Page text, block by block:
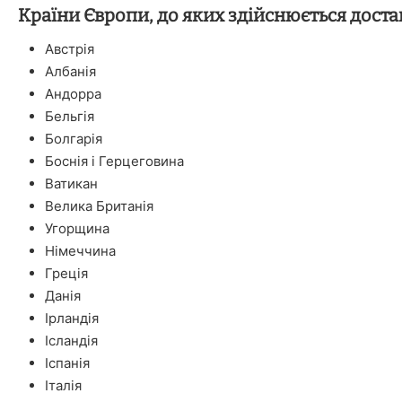
Країни Європи, до яких здійснюється
Австрія
Албанія
Андорра
Бельгія
Болгарія
Боснія і Герцеговина
Ватикан
Велика Британія
Угорщина
Німеччина
Греція
Данія
Ірландія
Ісландія
Іспанія
Італія